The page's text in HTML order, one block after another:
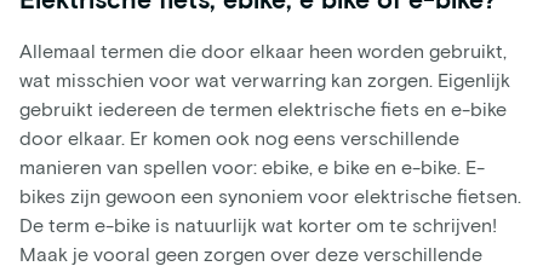
Allemaal termen die door elkaar heen worden gebruikt,
wat misschien voor wat verwarring kan zorgen. Eigenlijk
gebruikt iedereen de termen elektrische fiets en e-bike
door elkaar. Er komen ook nog eens verschillende
manieren van spellen voor: ebike, e bike en e-bike. E-
bikes zijn gewoon een synoniem voor elektrische fietsen.
De term e-bike is natuurlijk wat korter om te schrijven!
Maak je vooral geen zorgen over deze verschillende